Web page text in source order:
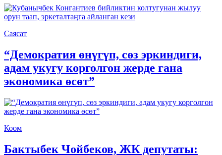
Саясат
“Демократия өнүгүп, сөз эркиндиги,
адам укугу корголгон жерде гана
экономика өсөт”
Коом
Бактыбек Чойбеков, ЖК депутаты: